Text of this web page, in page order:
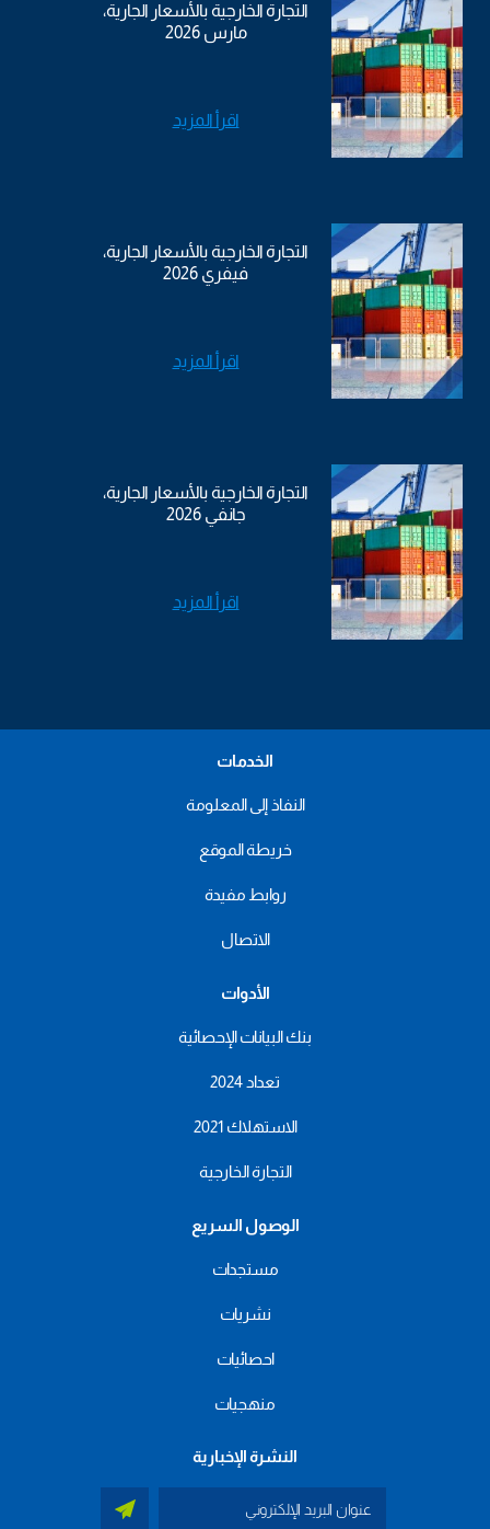
التجارة الخارجية بالأسعار الجارية،
مارس 2026
اقرأ المزيد
التجارة الخارجية بالأسعار الجارية،
فيفري 2026
اقرأ المزيد
التجارة الخارجية بالأسعار الجارية،
جانفي 2026
اقرأ المزيد
الخدمات
النفاذ إلى المعلومة
خريطة الموقع
روابط مفيدة
الاتصال
الأدوات
بنك البيانات الإحصائية
تعداد 2024
الاستهلاك 2021
التجارة الخارجية
الوصول السريع
مستجدات
نشريات
احصائيات
منهجيات
النشرة الإخبارية